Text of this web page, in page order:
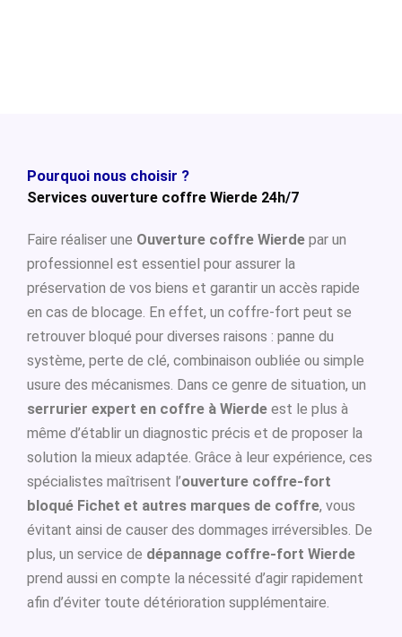
Pourquoi nous choisir ?
Services ouverture coffre Wierde 24h/7
Faire réaliser une Ouverture coffre Wierde par un
professionnel est essentiel pour assurer la
préservation de vos biens et garantir un accès rapide
en cas de blocage. En effet, un coffre-fort peut se
retrouver bloqué pour diverses raisons : panne du
système, perte de clé, combinaison oubliée ou simple
usure des mécanismes. Dans ce genre de situation, un
serrurier expert en coffre à Wierde est le plus à
même d’établir un diagnostic précis et de proposer la
solution la mieux adaptée. Grâce à leur expérience, ces
spécialistes maîtrisent l’ouverture coffre-fort
bloqué Fichet et autres marques de coffre, vous
évitant ainsi de causer des dommages irréversibles. De
plus, un service de dépannage coffre-fort Wierde
prend aussi en compte la nécessité d’agir rapidement
afin d’éviter toute détérioration supplémentaire.